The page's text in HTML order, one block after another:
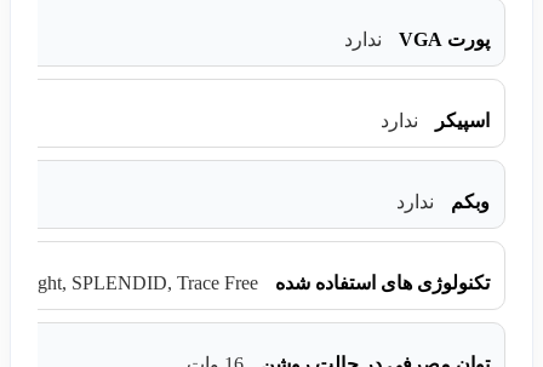
پورت VGA ندارد
اسپیکر ندارد
وبکم ندارد
تکنولوژی های استفاده شده Light, SPLENDID, Trace Free